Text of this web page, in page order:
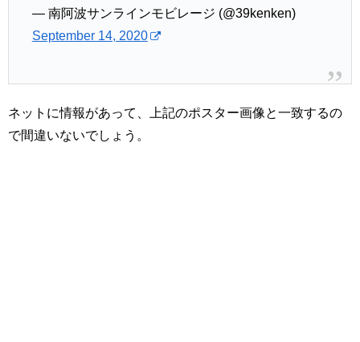
— 南阿波サンラインモビレージ (@39kenken)
September 14, 2020
ネットに情報があって、上記のポスター画像と一致するの
で間違いないでしょう。